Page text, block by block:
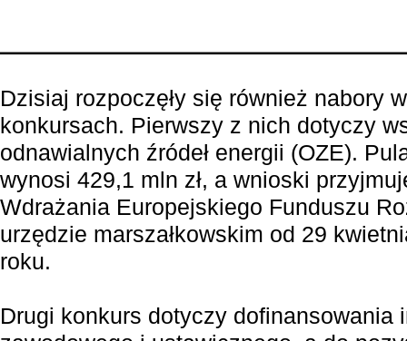
Dzisiaj rozpoczęły się również nabory
konkursach. Pierwszy z nich dotyczy
odnawialnych źródeł energii (OZE).
wynosi 429,1 mln zł, a wnioski
Wdrażania Europejskiego Funduszu
urzędzie marszałkowskim od 29
roku.
Drugi konkurs dotyczy dofinansowania